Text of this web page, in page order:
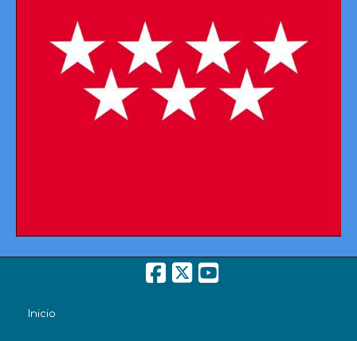
Inicio